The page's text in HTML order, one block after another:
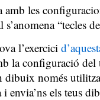
amb les
“tecles
l’exercici
la configuració del
dibuix només
i envia’ns els teus